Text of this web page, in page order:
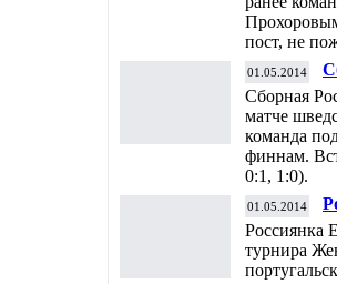
пост, не
01.05.2014
Сборная
матче
команда
финнам.
0:1, 1:0).
01.05.2014
Россиянка
турнира